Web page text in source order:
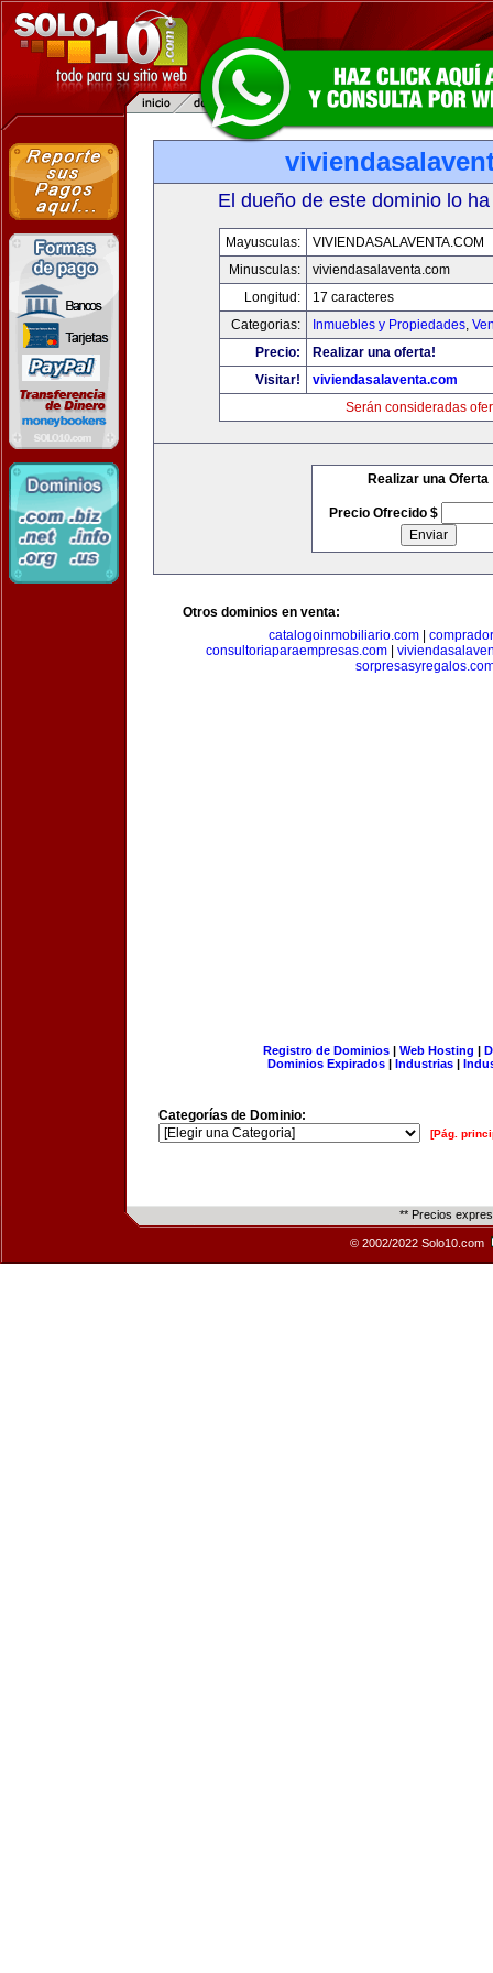
El dueño de este dominio lo
Mayusculas:
VIVIENDASALAVENTA.COM
Minusculas:
viviendasalaventa.com
Longitud:
17 caracteres
Categorias:
Inmuebles y Propiedades,
Precio:
Realizar una oferta!
Visitar!
viviendasalaventa.com
Serán consideradas
Realizar una Oferta
Precio Ofrecido $
Otros dominios en venta:
catalogoinmobiliario.com|
consultoriaparaempresas.com|
Registro de Dominios| Web Hosting |
Dominios Expirados | Industrias |
Categorías de Dominio:
[Pág.
** Precios
© 2002/2022 Solo10.com